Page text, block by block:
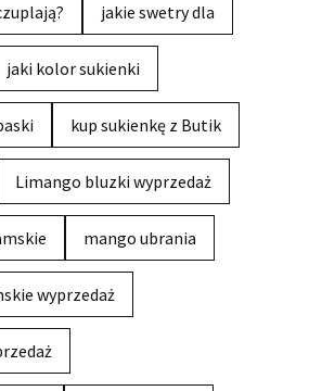
jakie swetry dla
jaki kolor sukienki
kup sukienkę z Butik
Limango bluzki wyprzedaż
mango ubrania
wyprzedaż